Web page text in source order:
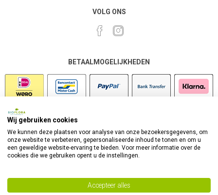
VOLG ONS
BETAALMOGELIJKHEDEN
Wij gebruiken cookies
We kunnen deze plaatsen voor analyse van onze bezoekersgegevens, om
onze website te verbeteren, gepersonaliseerde inhoud te tonen en om u
een geweldige website-ervaring te bieden. Voor meer informatie over de
cookies die we gebruiken opent u de instellingen.
Accepteer alles